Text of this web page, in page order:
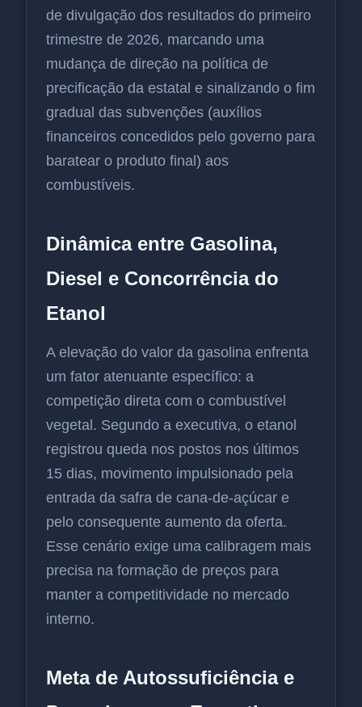
de divulgação dos resultados do primeiro
trimestre de 2026, marcando uma
mudança de direção na política de
precificação da estatal e sinalizando o fim
gradual das subvenções (auxílios
financeiros concedidos pelo governo para
baratear o produto final) aos
combustíveis.
Dinâmica entre Gasolina,
Diesel e Concorrência do
Etanol
A elevação do valor da gasolina enfrenta
um fator atenuante específico: a
competição direta com o combustível
vegetal. Segundo a executiva, o etanol
registrou queda nos postos nos últimos
15 dias, movimento impulsionado pela
entrada da safra de cana-de-açúcar e
pelo consequente aumento da oferta.
Esse cenário exige uma calibragem mais
precisa na formação de preços para
manter a competitividade no mercado
interno.
Meta de Autossuficiência e